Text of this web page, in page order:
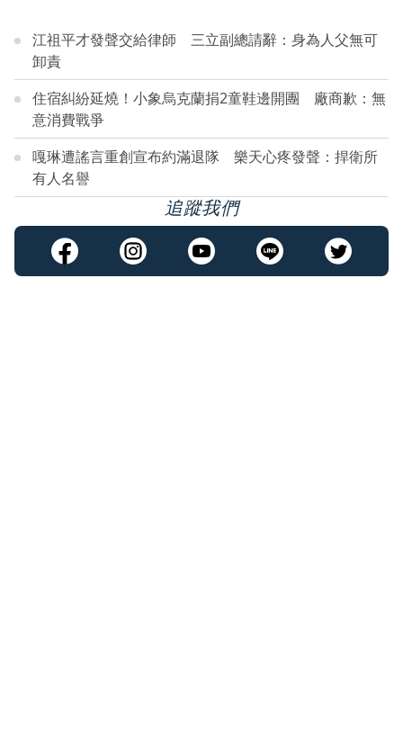
江祖平才發聲交給律師 三立副總請辭：身為人父無可
卸責
住宿糾紛延燒！小象烏克蘭捐2童鞋邊開團 廠商歉：無
意消費戰爭
嘎琳遭謠言重創宣布約滿退隊 樂天心疼發聲：捍衛所
有人名譽
追蹤我們